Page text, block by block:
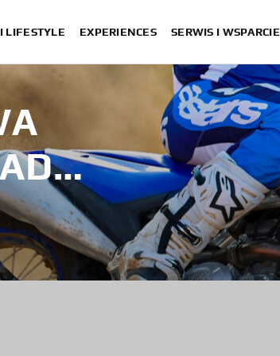
LIFESTYLE EXPERIENCES SERWIS I WSPARCIE